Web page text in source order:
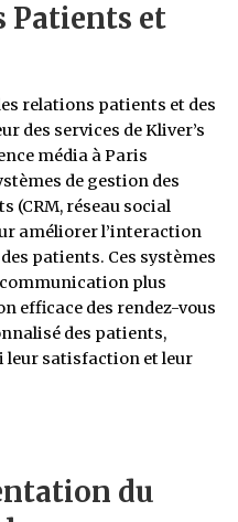
Patients et
relations patients et des
des services de Kliver’s
média à Paris
de gestion des
(CRM, réseau social
améliorer l’interaction
patients. Ces systèmes
plus
efficace des rendez-vous
des patients,
leur satisfaction et leur
du